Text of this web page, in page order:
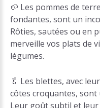
🥔 Les pommes de
fondantes, sont un
Rôties, sautées ou en
merveille vos plats de
légumes.
🥬 Les blettes, avec
côtes croquantes,
Leur goût subtil et